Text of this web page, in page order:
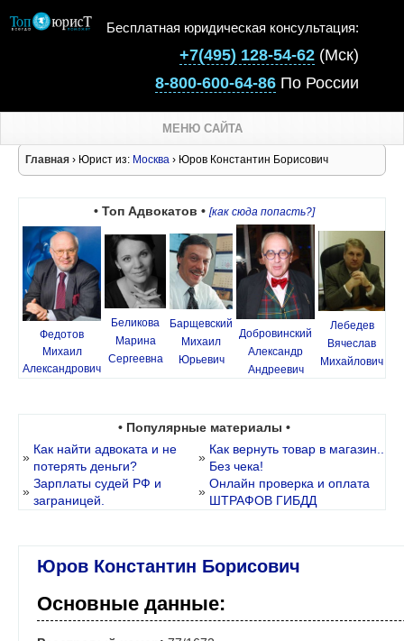
Бесплатная юридическая консультация:
+7(495) 128-54-62 (Мск)
8-800-600-64-86 По России
МЕНЮ САЙТА
Главная › Юрист из: Москва › Юров Константин Борисович
• Топ Адвокатов • [как сюда попасть?]
Федотов
Михаил
Александрович
Беликова
Марина
Сергеевна
Барщевский
Михаил
Юрьевич
Добровинский
Александр
Андреевич
Лебедев
Вячеслав
Михайлович
• Популярные материалы •
»
Как найти адвоката и не
потерять деньги?
»
Как вернуть товар в магазин..
Без чека!
»
Зарплаты судей РФ и
заграницей.
»
Онлайн проверка и оплата
ШТРАФОВ ГИБДД
Юров Константин Борисович
Основные данные: